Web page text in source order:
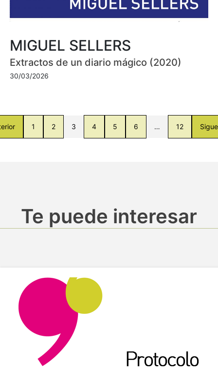
MIGUEL SELLERS
Extractos de un diario mágico (2020)
30/03/2026
1 2 3 4 5 6 … 12
Te puede interesar